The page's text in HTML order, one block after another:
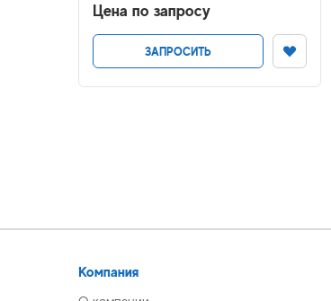
Цена по запросу
ЗАПРОСИТЬ
Компания